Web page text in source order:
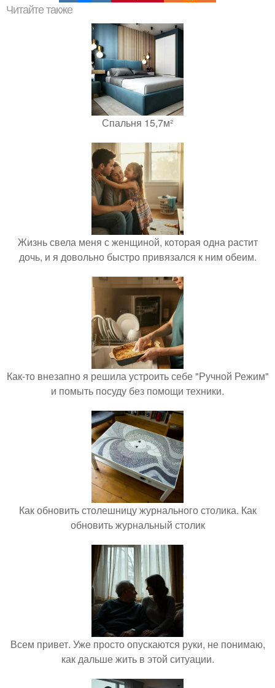
Читайте также
Спальня 15,7м²
Жизнь свела меня с женщиной, которая одна растит
дочь, и я довольно быстро привязался к ним обеим.
Как-то внезапно я решила устроить себе "Ручной Режим"
и помыть посуду без помощи техники.
Как обновить столешницу журнального столика. Как
обновить журнальный столик
Всем привет. Уже просто опускаются руки, не понимаю,
как дальше жить в этой ситуации.